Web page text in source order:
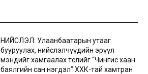
НИЙСЛЭЛ: Улаанбаатарын утааг
бууруулах, нийслэлчүүдийн эрүүл
мэндийг хамгаалах төслийг “Чингис хаан
баялгийн сан нэгдэл” ХХК-тай хамтран